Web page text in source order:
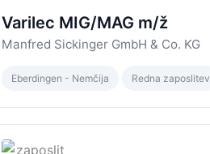
Varilec MIG/MAG m/ž
Manfred Sickinger GmbH & Co. KG
Eberdingen - Nemčija Redna zaposlitev